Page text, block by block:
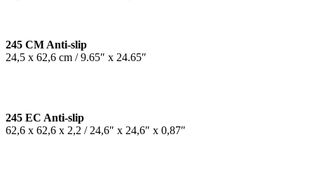
245 CM Anti-slip
24,5 x 62,6 cm / 9.65″ x 24.65″
245 EC Anti-slip
62,6 x 62,6 x 2,2 / 24,6″ x 24,6″ x 0,87″